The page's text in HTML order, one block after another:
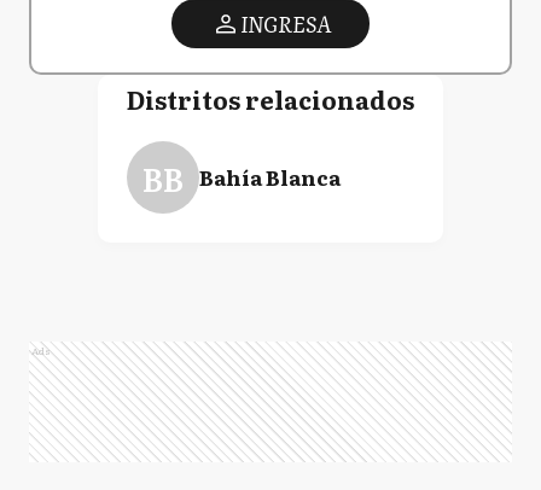
INGRESA
Distritos relacionados
BB Bahía Blanca
Ads